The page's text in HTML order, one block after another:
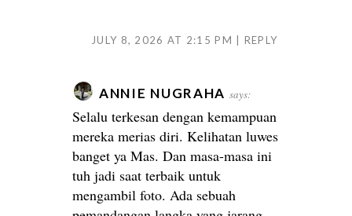
JULY 8, 2026 AT 2:15 PM REPLY
ANNIE NUGRAHA says:
Selalu terkesan dengan kemampuan
mereka merias diri. Kelihatan luwes
banget ya Mas. Dan masa-masa ini
tuh jadi saat terbaik untuk
mengambil foto. Ada sebuah